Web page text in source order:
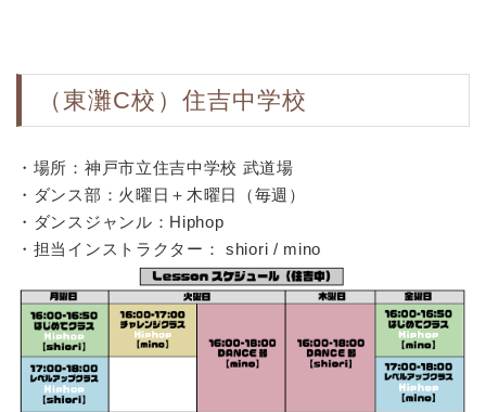
（東灘C校）住吉中学校
・場所：神戸市立住吉中学校 武道場
・ダンス部：火曜日＋木曜日（毎週）
・ダンスジャンル：Hiphop
・担当インストラクター： shiori / mino